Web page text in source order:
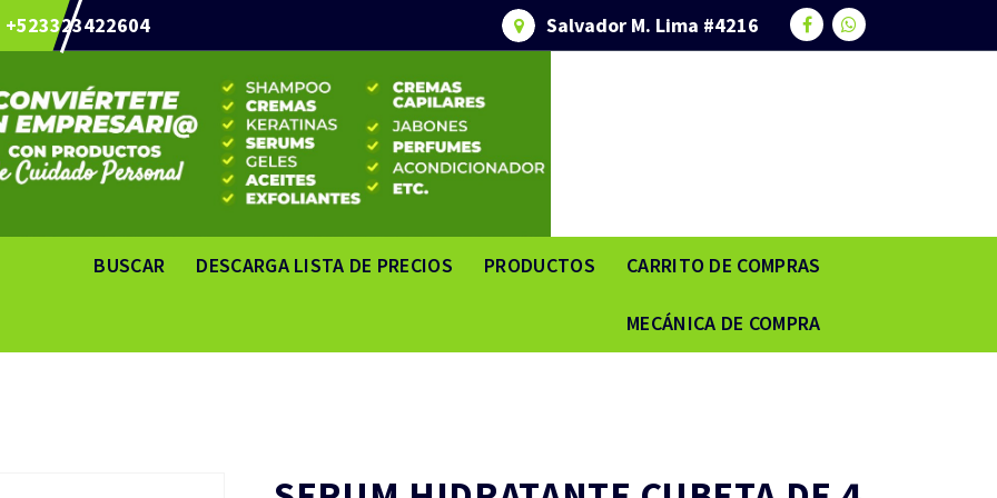
+523323422604 Salvador M. Lima #4216
BUSCAR DESCARGA LISTA DE PRECIOS PRODUCTOS CARRITO DE COMPRAS
MECÁNICA DE COMPRA